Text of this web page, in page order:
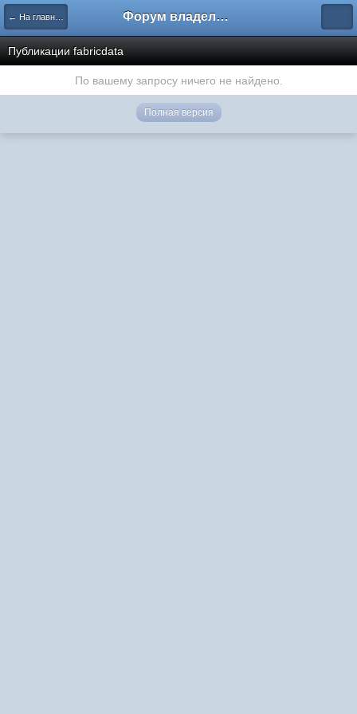
← На главную Форум владельцев интернет-магазинов
Публикации fabricdata
По вашему запросу ничего не найдено.
Полная версия